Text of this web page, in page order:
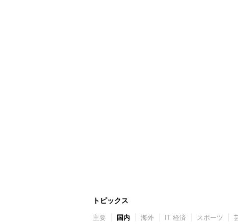
トピックス
主要 国内 海外 IT 経済 スポーツ